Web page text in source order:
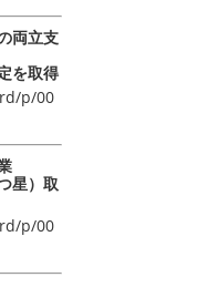
両立支
を取得
p/00
星）取
p/00